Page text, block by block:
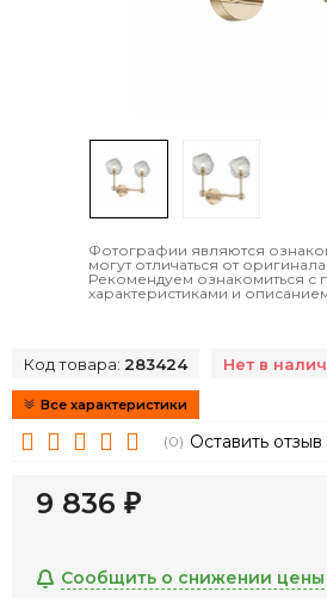
Фотографии являются
могут отличаться от оригинала.
Рекомендуем ознакомиться
характеристиками и
Код товара: 283424 Нет в
Все характеристики
(0) Оставить отзыв
9 836 ₽
Сообщить о снижении цены